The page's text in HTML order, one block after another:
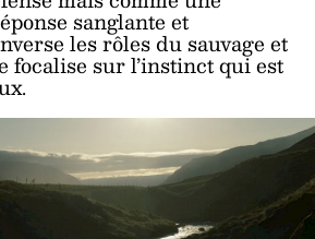
sanglante et
les rôles du sauvage et
focalise sur l’instinct qui est